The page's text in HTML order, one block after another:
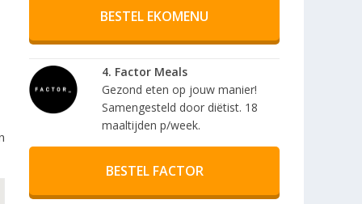
BESTEL EKOMENU
4. Factor Meals
Gezond eten op jouw manier!
Samengesteld door diëtist. 18
maaltijden p/week.
BESTEL FACTOR